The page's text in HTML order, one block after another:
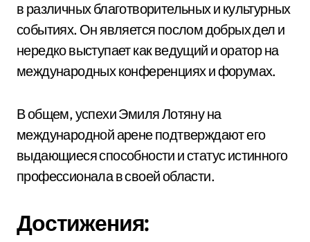
в различных благотворительных и культурных
событиях. Он является послом добрых дел и
нередко выступает как ведущий и оратор на
международных конференциях и форумах.
В общем, успехи Эмиля Лотяну на
международной арене подтверждают его
выдающиеся способности и статус истинного
профессионала в своей области.
Достижения: